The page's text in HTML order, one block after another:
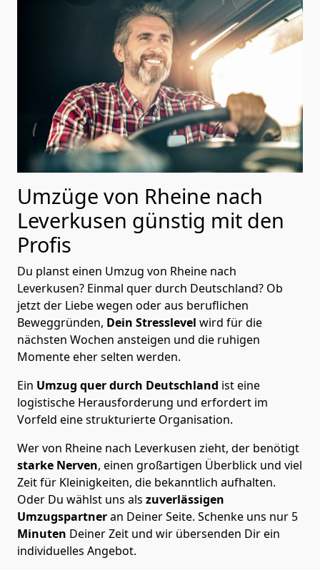
Umzüge von Rheine nach
Leverkusen günstig mit den
Profis
Du planst einen Umzug von Rheine nach
Leverkusen? Einmal quer durch Deutschland? Ob
jetzt der Liebe wegen oder aus beruflichen
Beweggründen, Dein Stresslevel wird für die
nächsten Wochen ansteigen und die ruhigen
Momente eher selten werden.
Ein Umzug quer durch Deutschland ist eine
logistische Herausforderung und erfordert im
Vorfeld eine strukturierte Organisation.
Wer von Rheine nach Leverkusen zieht, der benötigt
starke Nerven, einen großartigen Überblick und viel
Zeit für Kleinigkeiten, die bekanntlich aufhalten.
Oder Du wählst uns als zuverlässigen
Umzugspartneran Deiner Seite. Schenke uns nur 5
Minuten Deiner Zeit und wir übersenden Dir ein
individuelles Angebot.